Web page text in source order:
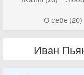
О себе (20)
Иван